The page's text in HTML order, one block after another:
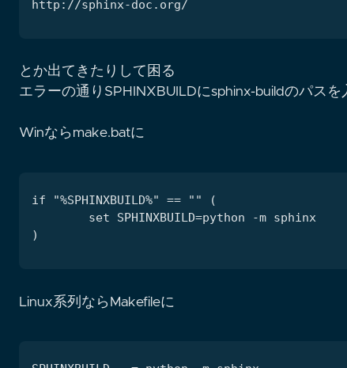
とか出てきたりして困る
エラーの通りSPHINXBUILDにsphinx-buildのパス
Winならmake.batに
Linux系列ならMakefileに